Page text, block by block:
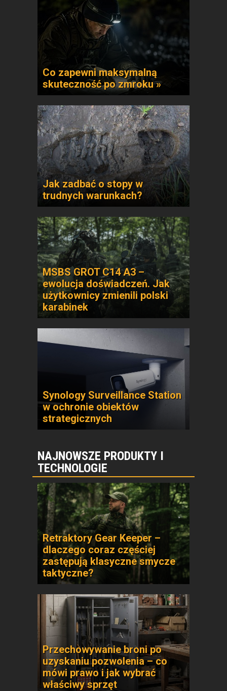
Co zapewni maksymalną
skuteczność po zmroku »
Jak zadbać o stopy w
trudnych warunkach?
MSBS GROT C14 A3 –
ewolucja doświadczeń. Jak
użytkownicy zmienili polski
karabinek
Synology Surveillance Station
w ochronie obiektów
strategicznych
NAJNOWSZE PRODUKTY I
TECHNOLOGIE
Retraktory Gear Keeper –
dlaczego coraz częściej
zastępują klasyczne smycze
taktyczne?
Przechowywanie broni po
uzyskaniu pozwolenia – co
mówi prawo i jak wybrać
właściwy sprzęt